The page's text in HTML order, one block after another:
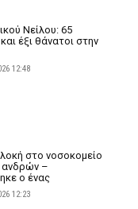
Νείλου: 65
έξι θάνατοι στην
12:48
στο νοσοκομείο
ανδρών –
ο ένας
12:23